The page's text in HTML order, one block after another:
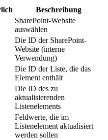
Beschreibung
SharePoint-Website
auswählen
Die ID der SharePoint-
Website (interne
Verwendung)
Die ID der Liste, die das
Element enthält
Die ID des zu
aktualisierenden
Listenelements
Feldwerte, die im
Listenelement aktualisiert
werden sollen